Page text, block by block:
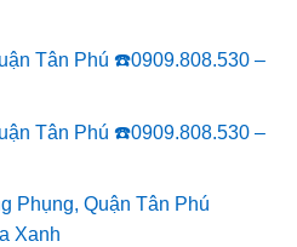
Tân Phú ☎️0909.808.530 –
Tân Phú ☎️0909.808.530 –
Phụng, Quận Tân Phú
Xanh